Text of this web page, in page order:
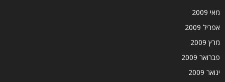
מאי 2009
אפריל 2009
מרץ 2009
פברואר 2009
ינואר 2009